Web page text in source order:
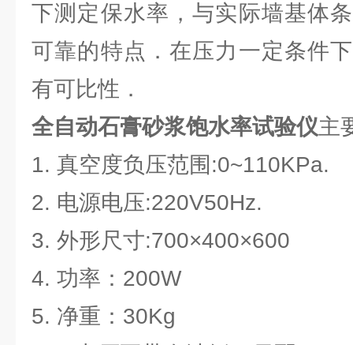
下测定保水率，与实际墙基体
可靠的特点．在压力一定条件
有可比性．
全自动石膏砂浆饱水率试验仪主
1. 真空度负压范围:0~110KPa.
2. 电源电压:220V50Hz.
3. 外形尺寸:700×400×600
4. 功率：200W
5. 净重：30Kg